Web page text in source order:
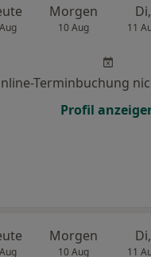
Morgen
10 Aug
Di,
11
Terminbuchung
Profil
Morgen
10 Aug
Di,
11